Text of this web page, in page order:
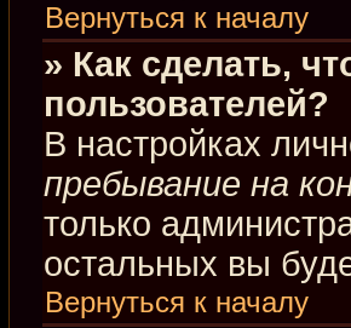
Вернуться к началу
» Как сделать,
пользователей?
В настройках
пребывание на
только
остальных вы
Вернуться к началу